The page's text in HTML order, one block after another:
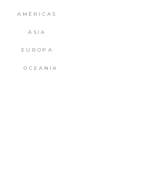
AMÉRICAS
ÁSIA
EUROPA
OCEANIA